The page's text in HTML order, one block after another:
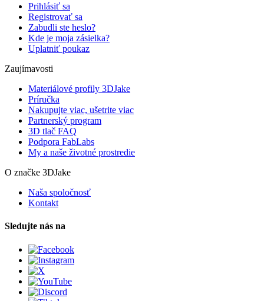
Prihlásiť sa
Registrovať sa
Zabudli ste heslo?
Kde je moja zásielka?
Uplatniť poukaz
Zaujímavosti
Materiálové profily 3DJake
Príručka
Nakupujte viac, ušetrite viac
Partnerský program
3D tlač FAQ
Podpora FabLabs
My a naše životné prostredie
O značke 3DJake
Naša spoločnosť
Kontakt
Sledujte nás na